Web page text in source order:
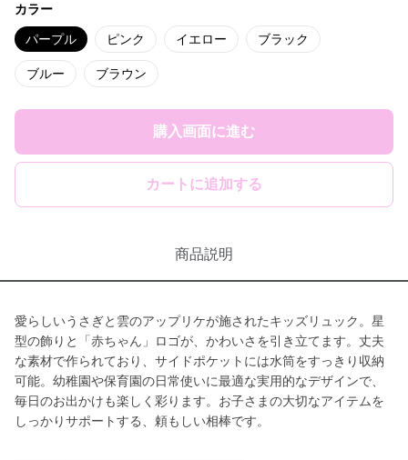
カラー
パープル ピンク イエロー ブラック
ブルー ブラウン
購入画面に進む
カートに追加する
商品説明
愛らしいうさぎと雲のアップリケが施されたキッズリュック。星
型の飾りと「赤ちゃん」ロゴが、かわいさを引き立てます。丈夫
な素材で作られており、サイドポケットには水筒をすっきり収納
可能。幼稚園や保育園の日常使いに最適な実用的なデザインで、
毎日のお出かけも楽しく彩ります。お子さまの大切なアイテムを
しっかりサポートする、頼もしい相棒です。